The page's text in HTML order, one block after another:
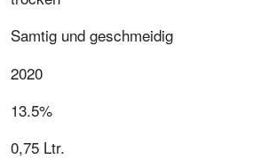
Samtig und geschmeidig
2020
13.5%
0,75 Ltr.